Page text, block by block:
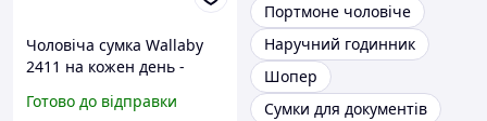
Чоловіча сумка Wallaby
2411 на кожен день -
Готово до відправки
Портмоне чоловіче
Наручний годинник
Шопер
Сумки для документів